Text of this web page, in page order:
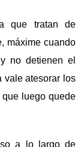
que tratan de
máxime cuando
no detienen el
vale atesorar los
luego quede
a lo largo de